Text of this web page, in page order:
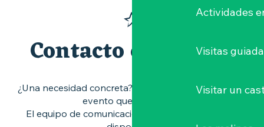
Actividades
Visitas
Visitar un
Contacto de prensa
¿Una necesidad concreta? ¿Un tema que tratar? ¿Un
evento que organizar?
El equipo de comunicación y marketing está a su